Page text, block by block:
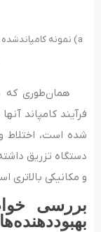
فرآیند کامپاند
شده است، اختلاط
و مکانیکی بالاتری
بررسی